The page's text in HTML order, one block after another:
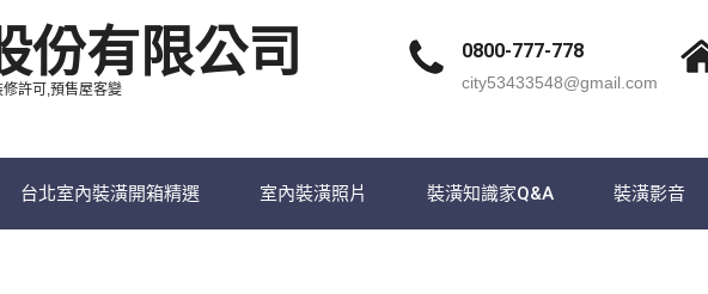
份有限公司
許可,預售屋客變
0800-777-778
city53433548@gmail.com
台北室內裝潢開箱精選 室內裝潢照片 裝潢知識家Q&A 裝潢影音